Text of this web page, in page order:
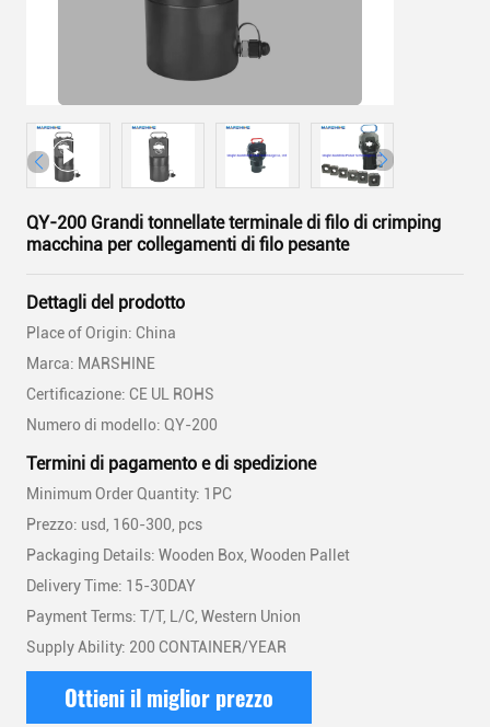
QY-200 Grandi tonnellate terminale di filo di crimping
macchina per collegamenti di filo pesante
Dettagli del prodotto
Place of Origin: China
Marca: MARSHINE
Certificazione: CE UL ROHS
Numero di modello: QY-200
Termini di pagamento e di spedizione
Minimum Order Quantity: 1PC
Prezzo: usd, 160-300, pcs
Packaging Details: Wooden Box, Wooden Pallet
Delivery Time: 15-30DAY
Payment Terms: T/T, L/C, Western Union
Supply Ability: 200 CONTAINER/YEAR
Ottieni il miglior prezzo